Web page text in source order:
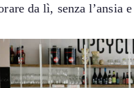
da lì, senza l’ansia